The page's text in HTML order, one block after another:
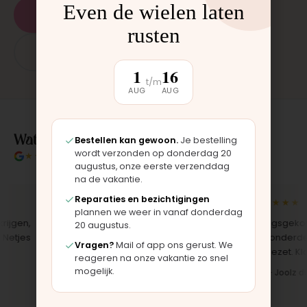
Plan een afspraak
Wat klanten over ons zeggen
★★★★★ 4.9/5 klantbeoordeling
★★★★★
"Bekleding zelf vervangen met de
uit. Duidelijk origineel spul."
Iris · Bugaboo bekleding
★★★★★
het onderdeel
opgezet.
Bas · Joolz
Even de wielen laten
rusten
1
AUG
t/m16
AUG
Bestellen kan gewoon. Je bestelling
wordt verzonden op donderdag 20
augustus, onze eerste verzenddag
na de vakantie.
Reparaties en bezichtigingen
plannen we weer in vanaf donderdag
20 augustus.
Vragen?Mail of app ons gerust. We
reageren na onze vakantie zo snel
mogelijk.